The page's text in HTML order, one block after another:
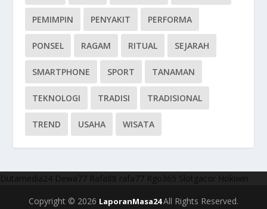
PEMIMPIN PENYAKIT PERFORMA
PONSEL RAGAM RITUAL SEJARAH
SMARTPHONE SPORT TANAMAN
TEKNOLOGI TRADISI TRADISIONAL
TREND USAHA WISATA
Dutamedia24 Dewa77 Rafa88 rafa77 Rgo365 Slotgacor Hokiwin
Copyright © 2026 LaporanMasa24All Rights Reserved.